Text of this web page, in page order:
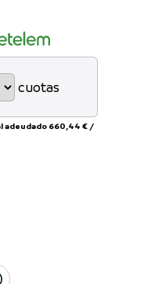
cuotas
adeudado 660,44 € /